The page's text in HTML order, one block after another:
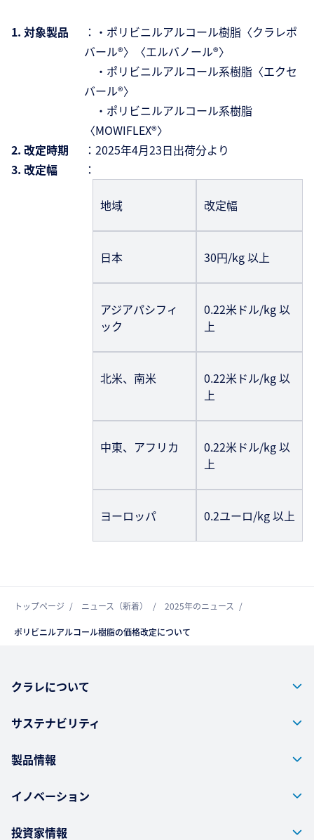
1. 対象製品
：・ポリビニルアルコール樹脂〈クラレポ
バール®〉〈エルバノール®〉
・ポリビニルアルコール系樹脂〈エクセ
バール®〉
・ポリビニルアルコール系樹脂
〈MOWIFLEX®〉
2. 改定時期
：2025年4月23日出荷分より
3. 改定幅
：
地域 改定幅
日本 30円/kg 以上
アジアパシフィ
ック
0.22米ドル/kg 以
上
北米、南米
0.22米ドル/kg 以
上
中東、アフリカ
0.22米ドル/kg 以
上
ヨーロッパ 0.2ユーロ/kg 以上
トップページ ニュース（新着） 2025年のニュース
ポリビニルアルコール樹脂の価格改定について
クラレについて
サステナビリティ
製品情報
イノベーション
投資家情報